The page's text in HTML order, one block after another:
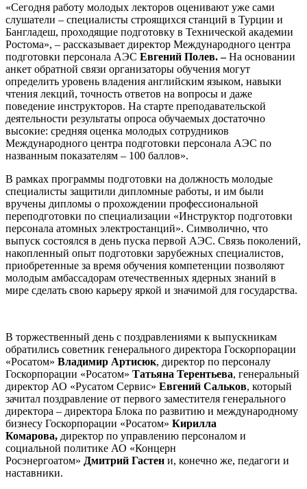
«Сегодня работу молодых лекторов оценивают уже сами
слушатели – специалисты строящихся станций в Турции и
Бангладеш, проходящие подготовку в Технической академии
Ростома», – рассказывает директор Международного центра
подготовки персонала АЭС Евгений Полев. –На основании
анкет обратной связи организаторы обучения могут
определить уровень владения английским языком, навыки
чтения лекций, точность ответов на вопросы и даже
поведение инструкторов. На старте преподавательской
деятельности результаты опроса обучаемых достаточно
высокие: средняя оценка молодых сотрудников
Международного центра подготовки персонала АЭС по
названным показателям – 100 баллов».
В рамках программы подготовки на должность молодые
специалисты защитили дипломные работы, и им были
вручены дипломы о прохождении профессиональной
переподготовки по специализации «Инструктор подготовки
персонала атомных электростанций». Символично, что
выпуск состоялся в день пуска первой АЭС. Связь поколений,
накопленный опыт подготовки зарубежных специалистов,
приобретенные за время обучения компетенции позволяют
молодым амбассадорам отечественных ядерных знаний в
мире сделать свою карьеру яркой и значимой для государства.
В торжественный день с поздравлениями к выпускникам
обратились советник генерального директора Госкорпорации
«Росатом» Владимир Артисюк, директор по персоналу
Госкорпорации «Росатом» Татьяна Терентьева, генеральный
директор АО «Русатом Сервис» Евгений Сальков, который
зачитал поздравление от первого заместителя генерального
директора – директора Блока по развитию и международному
бизнесу Госкорпорации «Росатом» Кирилла
Комарова, директор по управлению персоналом и
социальной политике АО «Концерн
Росэнергоатом» Дмитрий Гастен и, конечно же, педагоги и
наставники.